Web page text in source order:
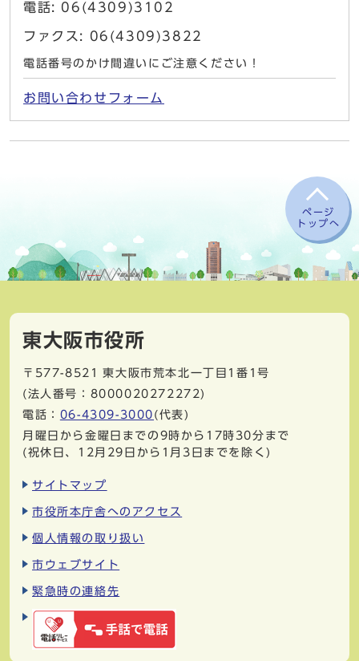
電話: 06(4309)3102
ファクス: 06(4309)3822
電話番号のかけ間違いにご注意ください！
お問い合わせフォーム
ページ
トップへ
東大阪市役所
〒577-8521
東大阪市荒本北一丁目1番1号
(法人番号：8000020272272)
電話： 06-4309-3000 (代表)
月曜日から金曜日までの9時から17時30分まで
(祝休日、12月29日から1月3日までを除く)
サイトマップ
市役所本庁舎へのアクセス
個人情報の取り扱い
市ウェブサイト
緊急時の連絡先